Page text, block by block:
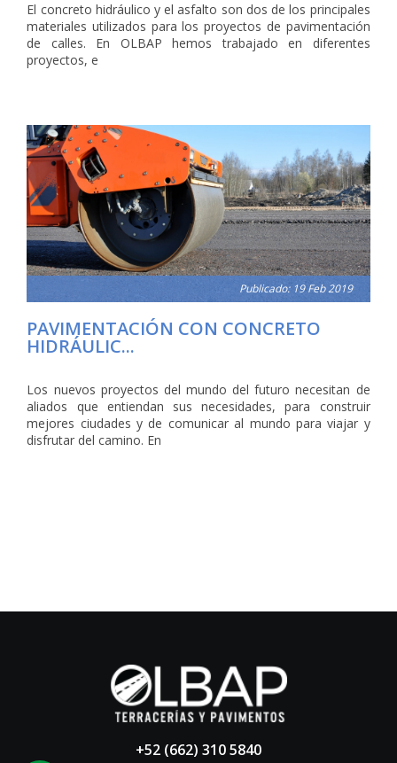
El concreto hidráulico y el asfalto son dos de los principales
materiales utilizados para los proyectos de pavimentación
de calles. En OLBAP hemos trabajado en diferentes
proyectos, e
Publicado: 19 Feb 2019
PAVIMENTACIÓN CON CONCRETO
HIDRÁULIC...
Los nuevos proyectos del mundo del futuro necesitan de
aliados que entiendan sus necesidades, para construir
mejores ciudades y de comunicar al mundo para viajar y
disfrutar del camino. En
+52 (662) 310 5840